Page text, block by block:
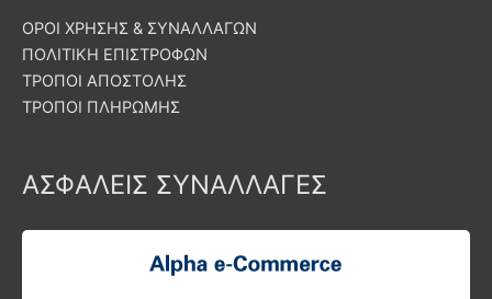
ΟΡΟΙ ΧΡΗΣΗΣ & ΣΥΝΑΛΛΑΓΩΝ
ΠΟΛΙΤΙΚΗ ΕΠΙΣΤΡΟΦΩΝ
ΤΡΟΠΟΙ ΑΠΟΣΤΟΛΗΣ
ΤΡΟΠΟΙ ΠΛΗΡΩΜΗΣ
ΑΣΦΑΛΕΙΣ ΣΥΝΑΛΛΑΓΕΣ